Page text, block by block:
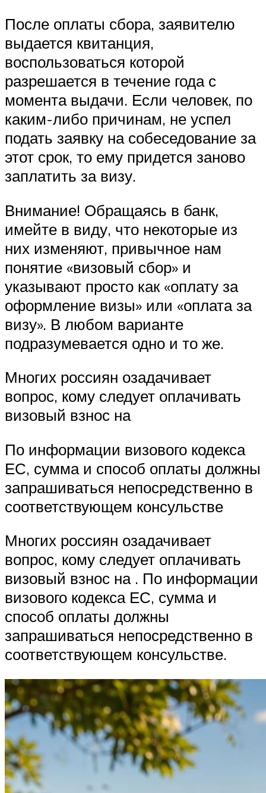
После оплаты сбора, заявителю
выдается квитанция,
воспользоваться которой
разрешается в течение года с
момента выдачи. Если человек, по
каким-либо причинам, не успел
подать заявку на собеседование за
этот срок, то ему придется заново
заплатить за визу.
Внимание! Обращаясь в банк,
имейте в виду, что некоторые из
них изменяют, привычное нам
понятие «визовый сбор» и
указывают просто как «оплату за
оформление визы» или «оплата за
визу». В любом варианте
подразумевается одно и то же.
Многих россиян озадачивает
вопрос, кому следует оплачивать
визовый взнос на
По информации визового кодекса
ЕС, сумма и способ оплаты должны
запрашиваться непосредственно в
соответствующем консульстве
Многих россиян озадачивает
вопрос, кому следует оплачивать
визовый взнос на . По информации
визового кодекса ЕС, сумма и
способ оплаты должны
запрашиваться непосредственно в
соответствующем консульстве.